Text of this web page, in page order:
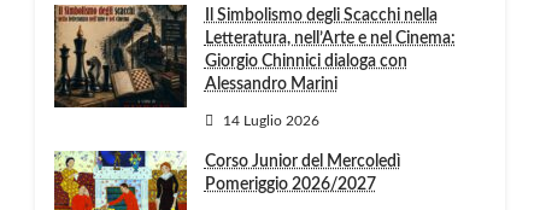
Il Simbolismo degli Scacchi nella
Letteratura, nell’Arte e nel Cinema:
Giorgio Chinnici dialoga con
Alessandro Marini
14 Luglio 2026
Corso Junior del Mercoledì
Pomeriggio 2026/2027